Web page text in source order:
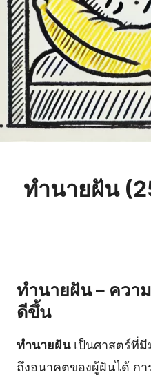
ทำนายฝัน
ทำนายฝัน– ควา
ดีขึ้น
ทำนายฝันเป็นศาสตร์ที่มี
ถึงอนาคตของผู้ฝันได้ กา